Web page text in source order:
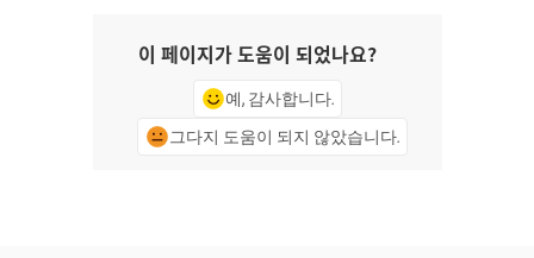
이 페이지가 도움이 되었나요?
예, 감사합니다.
그다지 도움이 되지 않았습니다.